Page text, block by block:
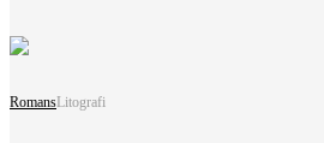
RomansLitografi